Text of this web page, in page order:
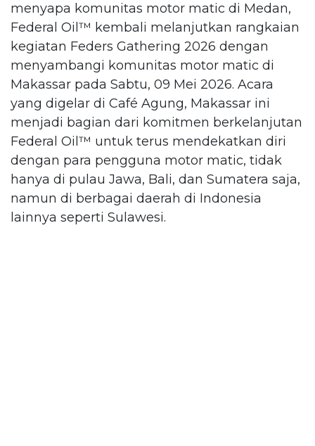
menyapa komunitas motor matic di Medan,
Federal Oil™️ kembali melanjutkan rangkaian
kegiatan Feders Gathering 2026 dengan
menyambangi komunitas motor matic di
Makassar pada Sabtu, 09 Mei 2026. Acara
yang digelar di Café Agung, Makassar ini
menjadi bagian dari komitmen berkelanjutan
Federal Oil™️ untuk terus mendekatkan diri
dengan para pengguna motor matic, tidak
hanya di pulau Jawa, Bali, dan Sumatera saja,
namun di berbagai daerah di Indonesia
lainnya seperti Sulawesi.